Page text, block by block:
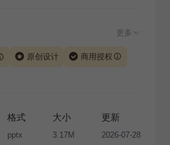
更多
原创设计 商用授权
禁止任何形式的转让、出售或出租，未
不得擅自转载和分发，否则将接照我
格式
pptx
大小
3.17M
更新
2026-07-28